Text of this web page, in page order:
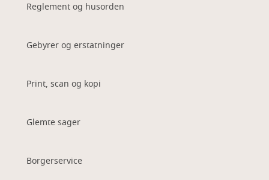
Reglement og husorden
Gebyrer og erstatninger
Print, scan og kopi
Glemte sager
Borgerservice